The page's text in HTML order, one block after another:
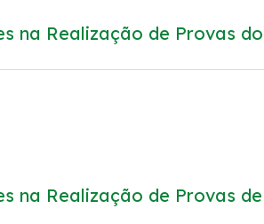
na Realização de Provas
na Realização de Provas